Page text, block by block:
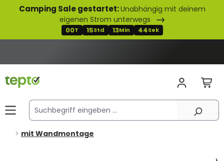
springen
Camping Sale gestartet:Unabhängig mit deinem
eigenen Strom unterwegs
00T 15Std 13Min 42Sek
mit Wandmontage